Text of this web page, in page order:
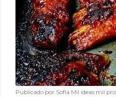
Publicado por Sofía Mil ideas mil